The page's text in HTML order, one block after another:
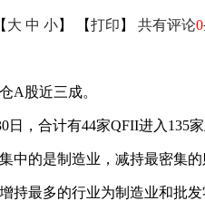
【 大 中 小】 【打印 】 共有评论0
A股近三成。
日，合计有44家QFII进入135
中的是制造业，减持最密集的
持最多的行业为制造业和批